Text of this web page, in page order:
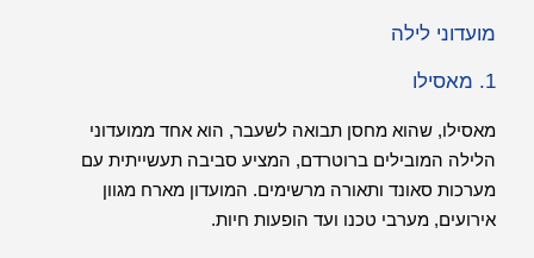
מועדוני לילה
1. מאסילו
מאסילו, שהוא מחסן תבואה לשעבר, הוא אחד ממועדוני
הלילה המובילים ברוטרדם, המציע סביבה תעשייתית עם
מערכות סאונד ותאורה מרשימים. המועדון מארח מגוון
אירועים, מערבי טכנו ועד הופעות חיות.